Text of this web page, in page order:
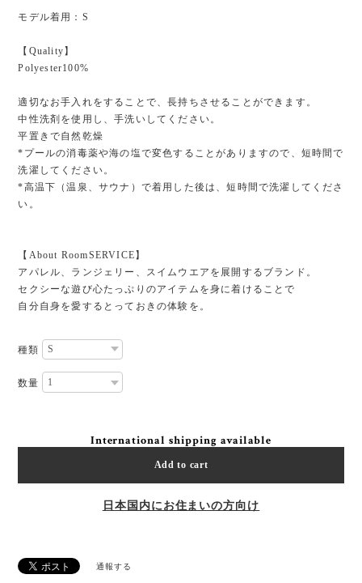
モデル着用：S
【Quality】
Polyester100%
適切なお手入れをすることで、長持ちさせることができます。
中性洗剤を使用し、手洗いしてください。
平置きで自然乾燥
*プールの消毒薬や海の塩で変色することがありますので、短時間で
洗濯してください。
*高温下（温泉、サウナ）で着用した後は、短時間で洗濯してくださ
い。
【About RoomSERVICE】
アパレル、ランジェリー、スイムウエアを展開するブランド。
セクシーな遊び心たっぷりのアイテムを身に着けることで
自分自身を愛するとっておきの体験を。
種類
数量
International shipping available
Add to cart
日本国内にお住まいの方向け
通報する